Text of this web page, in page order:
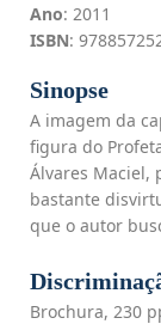
Ano: 2011
ISBN:
Sinopse
A imagem da
figura do
Álvares Maciel,
bastante
que o autor
Brochura, 230